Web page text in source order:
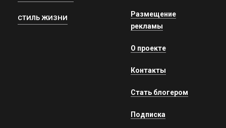
СТИЛЬ ЖИЗНИ
Размещение
рекламы
О проекте
Контакты
Стать блогером
Подписка